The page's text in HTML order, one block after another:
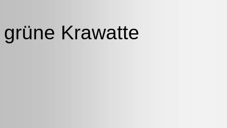
grüne Krawatte